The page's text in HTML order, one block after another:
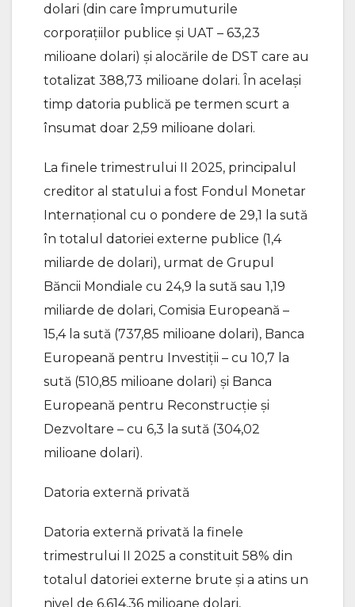
dolari (din care împrumuturile
corporațiilor publice și UAT – 63,23
milioane dolari) și alocările de DST care au
totalizat 388,73 milioane dolari. În acelaşi
timp datoria publică pe termen scurt a
însumat doar 2,59 milioane dolari.
La finele trimestrului II 2025, principalul
creditor al statului a fost Fondul Monetar
Internațional cu o pondere de 29,1 la sută
în totalul datoriei externe publice (1,4
miliarde de dolari), urmat de Grupul
Băncii Mondiale cu 24,9 la sută sau 1,19
miliarde de dolari, Comisia Europeană –
15,4 la sută (737,85 milioane dolari), Banca
Europeană pentru Investiții – cu 10,7 la
sută (510,85 milioane dolari) și Banca
Europeană pentru Reconstrucție și
Dezvoltare – cu 6,3 la sută (304,02
milioane dolari).
Datoria externă privată
Datoria externă privată la finele
trimestrului II 2025 a constituit 58% din
totalul datoriei externe brute și a atins un
nivel de 6.614,36 milioane dolari,